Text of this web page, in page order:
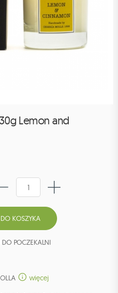
Lemon and
DO POCZEKALNI
więcej